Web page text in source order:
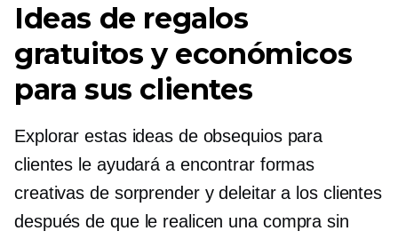
Ideas de regalos
gratuitos y económicos
para sus clientes
Explorar estas ideas de obsequios para
clientes le ayudará a encontrar formas
creativas de sorprender y deleitar a los clientes
después de que le realicen una compra sin